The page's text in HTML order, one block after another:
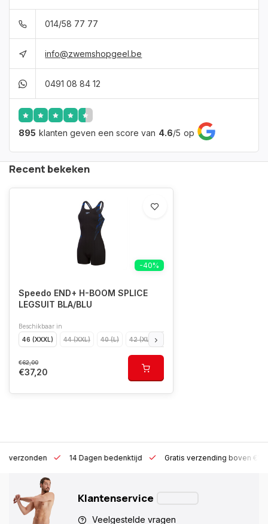
014/58 77 77
info@zwemshopgeel.be
0491 08 84 12
895 klanten geven een score van 4.6/5 op
Recent bekeken
-40%
Speedo END+ H-BOOM SPLICE
LEGSUIT BLA/BLU
Beschikbaar in
46 (XXXL)
44 (XXL) 40 (L) 42 (XL)
€62,00
€37,20
h verzonden 14 Dagen bedenktijd Gratis verzending boven
Klantenservice
Veelgestelde vragen